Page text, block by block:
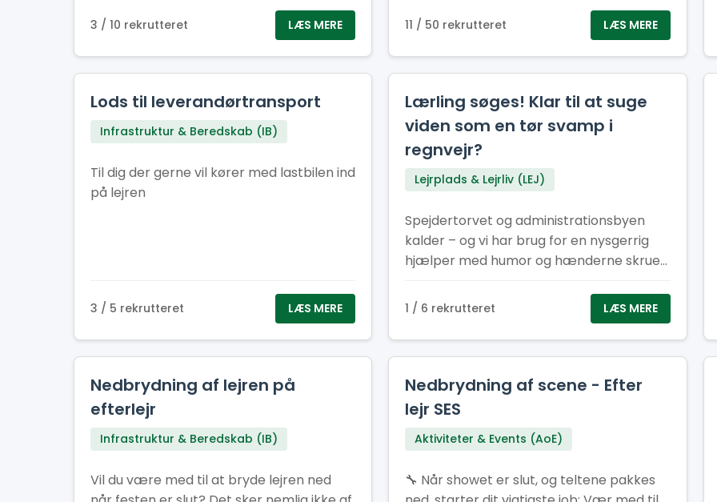
3 / 10 rekrutteret LÆS MERE 11 / 50 rekrutteret LÆS MERE
Lods til leverandørtransport
Infrastruktur & Beredskab (IB)
Til dig der gerne vil kører med lastbilen ind
på lejren
3 / 5 rekrutteret LÆS MERE
Lærling søges! Klar til at suge
viden som en tør svamp i
regnvejr?
Lejrplads & Lejrliv (LEJ)
Spejdertorvet og administrationsbyen
kalder – og vi har brug for en nysgerrig
hjælper med humor og hænderne skruet
Faktisk helst ikke. Vi leder efter dig, der vil
lære, grine og vokse – og som tør stille
spørgsmålet: “Hvad sker der, hvis jeg
trykker her?”
1 / 6 rekrutteret LÆS MERE
Nedbrydning af lejren på
efterlejr
Infrastruktur & Beredskab (IB)
Vil du være med til at bryde lejren ned
Nedbrydning af scene - Efter
lejr SES
Aktiviteter & Events (AoE)
🔧 Når showet er slut, og teltene pakkes